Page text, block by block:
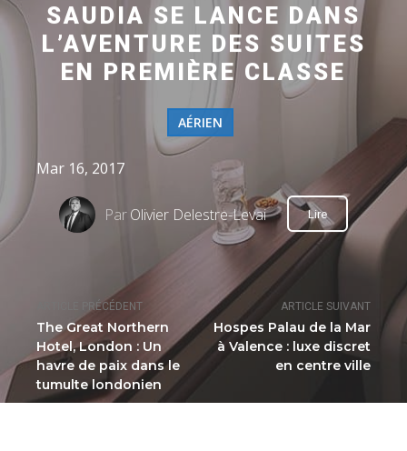
ARTICLE PRÉCÉDENT
The Great Northern
Hotel, London : Un
havre de paix dans le
tumulte londonien
ARTICLE SUIVANT
Hospes Palau de la Mar
à Valence : luxe discret
en centre ville
SAUDIA SE LANCE DANS
L’AVENTURE DES SUITES
EN PREMIÈRE CLASSE
AÉRIEN
Mar 16, 2017
ParOlivier Delestre-Levai Lire